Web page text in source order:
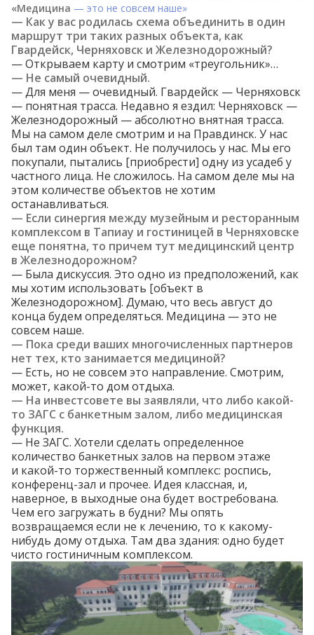
«Медицина — это не совсем наше»
— Как у вас родилась схема объединить в один
маршрут три таких разных объекта, как
Гвардейск, Черняховск и Железнодорожный?
— Открываем карту и смотрим «треугольник»…
— Не самый очевидный.
— Для меня — очевидный. Гвардейск — Черняховск
— понятная трасса. Недавно я ездил: Черняховск —
Железнодорожный — абсолютно внятная трасса.
Мы на самом деле смотрим и на Правдинск. У нас
был там один объект. Не получилось у нас. Мы его
покупали, пытались [приобрести] одну из усадеб у
частного лица. Не сложилось. На самом деле мы на
этом количестве объектов не хотим
останавливаться.
— Если синергия между музейным и ресторанным
комплексом в Тапиау и гостиницей в Черняховске
еще понятна, то причем тут медицинский центр
в Железнодорожном?
— Была дискуссия. Это одно из предположений, как
мы хотим использовать [объект в
Железнодорожном]. Думаю, что весь август до
конца будем определяться. Медицина — это не
совсем наше.
— Пока среди ваших многочисленных партнеров
нет тех, кто занимается медициной?
— Есть, но не совсем это направление. Смотрим,
может, какой-то дом отдыха.
— На инвестсовете вы заявляли, что либо какой-
то ЗАГС с банкетным залом, либо медицинская
функция.
— Не ЗАГС. Хотели сделать определенное
количество банкетных залов на первом этаже
и какой-то торжественный комплекс: роспись,
конференц-зал и прочее. Идея классная, и,
наверное, в выходные она будет востребована.
Чем его загружать в будни? Мы опять
возвращаемся если не к лечению, то к какому-
нибудь дому отдыха. Там два здания: одно будет
чисто гостиничным комплексом.